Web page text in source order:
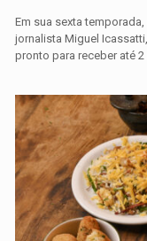
Em sua sexta
jornalista Miguel
pronto para receber até